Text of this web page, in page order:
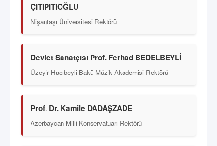
ÇITIPITIOĞLU
Nişantaşı Üniversitesi Rektörü
Devlet Sanatçısı Prof. Ferhad BEDELBEYLİ
Üzeyir Hacıbeyli Bakü Müzik Akademisi Rektörü
Prof. Dr. Kamile DADAŞZADE
Azerbaycan Milli Konservatuarı Rektörü